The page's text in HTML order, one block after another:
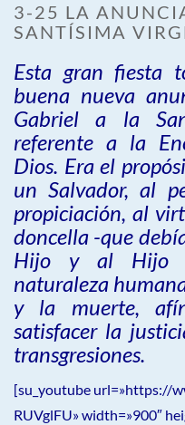
3-25 LA
SANTÍSIMA
Esta gran fiesta
buena nueva
Gabriel a la
referente a la
Dios. Era el
un Salvador, al
propiciación, al
doncella -que
Hijo y al Hijo
naturaleza
y la muerte,
satisfacer la
transgresiones.
[su_youtube url=»https://
RUVglFU» width=»900″